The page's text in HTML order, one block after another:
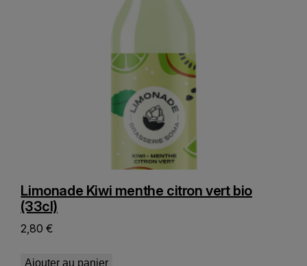
Limonade Kiwi menthe citron vert bio
(33cl)
2,80€
Ajouter au panier